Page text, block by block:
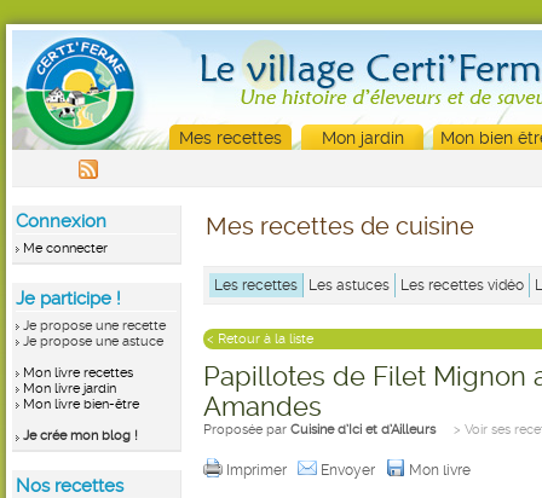
Mes recettes Mon jardin Mon bien
Connexion
Me connecter
Je participe !
Je propose une recette
Je propose une astuce
Mon livre recettes
Mon livre jardin
Mon livre bien-être
Je crée mon blog !
Nos recettes
Mes recettes de cuisine
Les recettes Les astuces Les recettes vidéo
< Retour à la liste
Papillotes de Filet Mignon
Amandes
Proposée par Cuisine d’Ici et d’Ailleurs > Voir ses
Imprimer Envoyer Mon livre